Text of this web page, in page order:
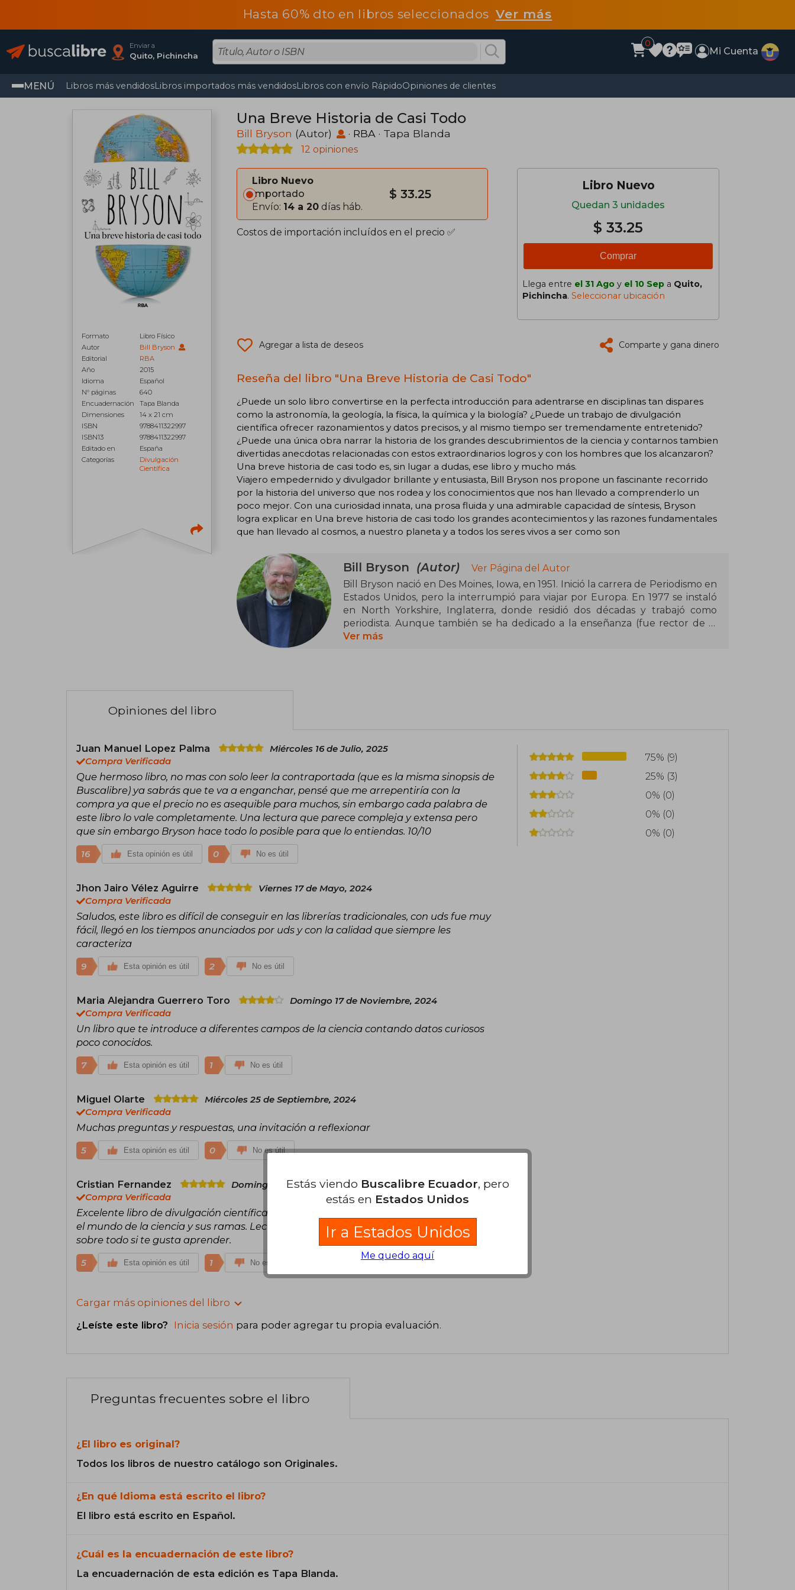
Hasta 60% dto en libros seleccionadosVer más
Enviar a
Quito, Pichincha
0
Mi Cuenta
MENÚ Libros más vendidosLibros importados más vendidosLibros con envío RápidoOpiniones de clientes
Formato
Libro Físico
Autor
Bill Bryson
Editorial
RBA
Año
2015
Idioma
Español
N° páginas
640
Encuadernación
Tapa Blanda
Dimensiones
14 x 21 cm
ISBN
9788411322997
ISBN13
9788411322997
Editado en
España
Categorías
Divulgación
Científica
Una Breve Historia de Casi Todo
Bill Bryson (Autor) · RBA · Tapa Blanda
12 opiniones
Libro Nuevo
Importado
Envío: 14 a 20 días háb.
$ 33.25
Costos de importación incluídos en el precio ✅
Libro Nuevo
Quedan 3 unidades
$ 33.25
Comprar
Llega entre el 31 Ago y el 10 Sep a Quito,
Pichincha. Seleccionar ubicación
Agregar a lista de deseos Comparte y gana dinero
Reseña del libro "Una Breve Historia de Casi Todo"
¿Puede un solo libro convertirse en la perfecta introducción para adentrarse en disciplinas tan dispares
como la astronomía, la geología, la física, la química y la biología? ¿Puede un trabajo de divulgación
científica ofrecer razonamientos y datos precisos, y al mismo tiempo ser tremendamente entretenido?
¿Puede una única obra narrar la historia de los grandes descubrimientos de la ciencia y contarnos tambien
divertidas anecdotas relacionadas con estos extraordinarios logros y con los hombres que los alcanzaron?
Una breve historia de casi todo es, sin lugar a dudas, ese libro y mucho más.
Viajero empedernido y divulgador brillante y entusiasta, Bill Bryson nos propone un fascinante recorrido
por la historia del universo que nos rodea y los conocimientos que nos han llevado a comprenderlo un
poco mejor. Con una curiosidad innata, una prosa fluida y una admirable capacidad de síntesis, Bryson
logra explicar en Una breve historia de casi todo los grandes acontecimientos y las razones fundamentales
que han llevado al cosmos, a nuestro planeta y a todos los seres vivos a ser como son
Bill Bryson (Autor)
Ver Página del Autor
Bill Bryson nació en Des Moines, Iowa, en 1951. Inició la carrera de Periodismo en
Estados Unidos, pero la interrumpió para viajar por Europa. En 1977 se instaló
en North Yorkshire, Inglaterra, donde residió dos décadas y trabajó como
periodista. Aunque también se ha dedicado a la enseñanza (fue rector de la
Universidad de Durham), actualmente se dedica sobre todo a escribir. Es autor,
Ver más
Opiniones del libro
Juan Manuel Lopez Palma
Miércoles 16 de Julio, 2025
Compra Verificada
Que hermoso libro, no mas con solo leer la contraportada (que es la misma sinopsis de
Buscalibre) ya sabrás que te va a enganchar, pensé que me arrepentiría con la
compra ya que el precio no es asequible para muchos, sin embargo cada palabra de
este libro lo vale completamente. Una lectura que parece compleja y extensa pero
que sin embargo Bryson hace todo lo posible para que lo entiendas. 10/10
16 Esta opinión es útil 0 No es útil
Jhon Jairo Vélez Aguirre
Viernes 17 de Mayo, 2024
Compra Verificada
Saludos, este libro es difícil de conseguir en las librerías tradicionales, con uds fue muy
fácil, llegó en los tiempos anunciados por uds y con la calidad que siempre les
caracteriza
9 Esta opinión es útil 2 No es útil
Maria Alejandra Guerrero Toro
Domingo 17 de Noviembre, 2024
Compra Verificada
Un libro que te introduce a diferentes campos de la ciencia contando datos curiosos
poco conocidos.
7 Esta opinión es útil 1 No es útil
Miguel Olarte
Miércoles 25 de Septiembre, 2024
Compra Verificada
Muchas preguntas y respuestas, una invitación a reflexionar
5 Esta opinión es útil 0 No es útil
Cristian Fernandez
Domingo 09 de Marzo, 2025
Compra Verificada
Excelente libro de divulgación científica para justamente aprender un poco sobre todo
el mundo de la ciencia y sus ramas. Lectura muy amena, simple. Recomendado 100%
sobre todo si te gusta aprender.
5 Esta opinión es útil 1 No es útil
Cargar más opiniones del libro
¿Leíste este libro? Inicia sesión para poder agregar tu propia evaluación.
75% (9)
25% (3)
0% (0)
0% (0)
0% (0)
Preguntas frecuentes sobre el libro
¿El libro es original?
Todos los libros de nuestro catálogo son Originales.
¿En qué Idioma está escrito el libro?
El libro está escrito en Español.
¿Cuál es la encuadernación de este libro?
La encuadernación de esta edición es Tapa Blanda.
Estás viendo Buscalibre Ecuador, pero
estás en Estados Unidos
Ir a Estados Unidos
Me quedo aquí